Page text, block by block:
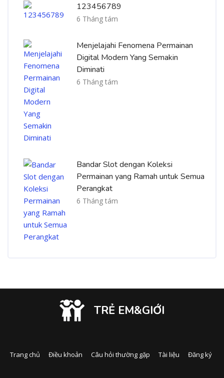
123456789
6 Tháng tám
Menjelajahi Fenomena Permainan
Digital Modern Yang Semakin
Diminati
6 Tháng tám
Bandar Slot dengan Koleksi
Permainan yang Ramah untuk Semua
Perangkat
6 Tháng tám
TRẺ EM&GIỚI
Trang chủ Điều khoản Câu hỏi thường gặp Tài liệu Đăng ký